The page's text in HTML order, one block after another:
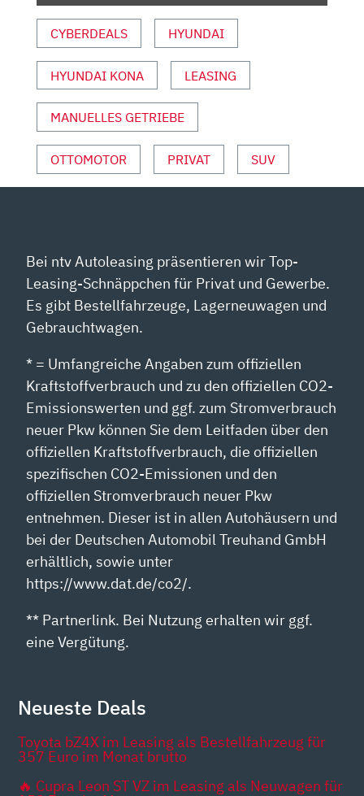
MIT
PETER
FISCHER“
VON
ANZEIGEN
CYBERDEALS HYUNDAI
HYUNDAI KONA LEASING
MANUELLES GETRIEBE
OTTOMOTOR PRIVAT SUV
Bei ntv Autoleasing präsentieren wir Top-
Leasing-Schnäppchen für Privat und Gewerbe.
Es gibt Bestellfahrzeuge, Lagerneuwagen und
Gebrauchtwagen.
* = Umfangreiche Angaben zum offiziellen
Kraftstoffverbrauch und zu den offiziellen CO2-
Emissionswerten und ggf. zum Stromverbrauch
neuer Pkw können Sie dem Leitfaden über den
offiziellen Kraftstoffverbrauch, die offiziellen
spezifischen CO2-Emissionen und den
offiziellen Stromverbrauch neuer Pkw
entnehmen. Dieser ist in allen Autohäusern und
bei der Deutschen Automobil Treuhand GmbH
erhältlich, sowie unter
https://www.dat.de/co2/.
** Partnerlink. Bei Nutzung erhalten wir ggf.
eine Vergütung.
Neueste Deals
Toyota bZ4X im Leasing als Bestellfahrzeug für
357 Euro im Monat brutto
🔥 Cupra Leon ST VZ im Leasing als Neuwagen für